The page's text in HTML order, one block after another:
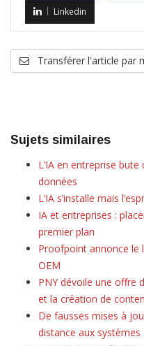
Linkedin
Transférer l'article par
Sujets similaires
L’IA en entreprise
données
L’IA s’installe mais
IA et entreprises :
premier plan
Proofpoint annonce le
OEM
PNY dévoile une offre
et la création de
De fausses mises à
distance aux systèmes